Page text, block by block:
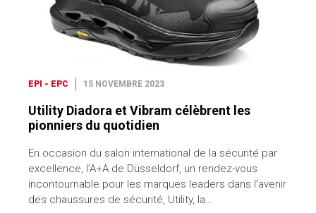
EPI - EPC 15 NOVEMBRE 2023
Utility Diadora et Vibram célèbrent les
pionniers du quotidien
En occasion du salon international de la sécurité par
excellence, l’A+A de Düsseldorf, un rendez-vous
incontournable pour les marques leaders dans l’avenir
des chaussures de sécurité, Utility, la…